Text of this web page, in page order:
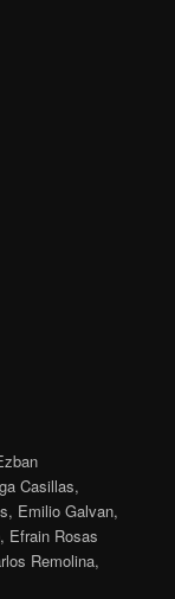
Casillas,
Emilio Galvan,
Efrain Rosas
Remolina,